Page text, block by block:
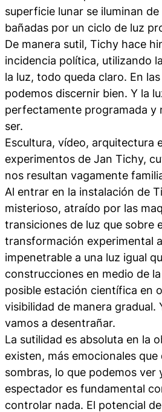
superficie lunar se iluminan
bañadas por un ciclo de luz
De manera sutil, Tichy hace
incidencia política, utilizando
la luz, todo queda claro. En
podemos discernir bien. Y la
perfectamente programada y
ser.
Escultura, vídeo, arquitectura
experimentos de Jan Tichy,
nos resultan vagamente
Al entrar en la instalación de
misterioso, atraído por las
transiciones de luz que sobre
transformación experimental
impenetrable a una luz igual
construcciones en medio de
posible estación científica en
visibilidad de manera
vamos a desentrañar.
La sutilidad es absoluta en la
existen, más emocionales
sombras, lo que podemos ver
espectador es fundamental
controlar nada. El potencial